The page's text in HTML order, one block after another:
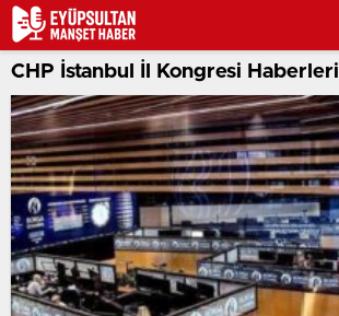
CHP İstanbul İl Kongresi Haberleri